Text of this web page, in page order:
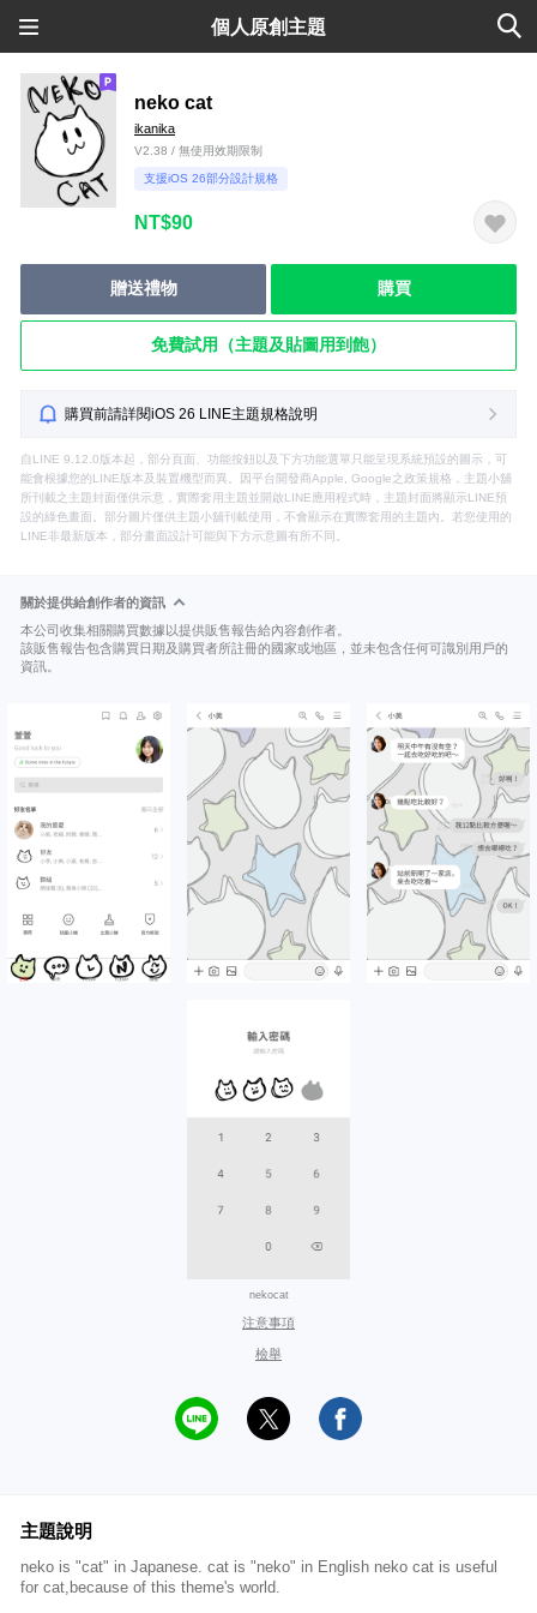
個人原創主題
neko cat
ikanika
V2.38 / 無使用效期限制
支援iOS 26部分設計規格
NT$90
贈送禮物 購買
免費試用（主題及貼圖用到飽）
購買前請詳閱iOS 26 LINE主題規格說明
自LINE 9.12.0版本起，部分頁面、功能按鈕以及下方功能選單只能呈現系統預設的圖示，可
能會根據您的LINE版本及裝置機型而異。因平台開發商Apple, Google之政策規格，主題小舖
所刊載之主題封面僅供示意，實際套用主題並開啟LINE應用程式時，主題封面將顯示LINE預
設的綠色畫面。部分圖片僅供主題小舖刊載使用，不會顯示在實際套用的主題內。若您使用的
LINE非最新版本，部分畫面設計可能與下方示意圖有所不同。
關於提供給創作者的資訊
本公司收集相關購買數據以提供販售報告給內容創作者。
該販售報告包含購買日期及購買者所註冊的國家或地區，並未包含任何可識別用戶的
資訊。
nekocat
注意事項
檢舉
主題說明
neko is "cat" in Japanese. cat is "neko" in English neko cat is useful
for cat,because of this theme's world.